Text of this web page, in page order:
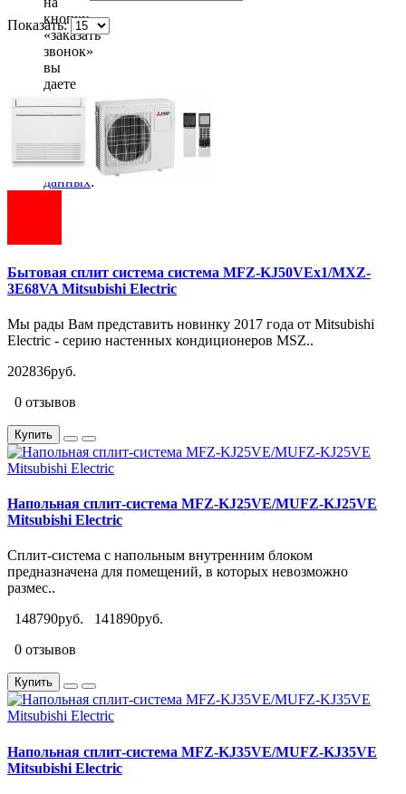
кнопку
«заказать
звонок»
вы
даете
согласие
на
обработку
ваших
персональных
данных.
Показать:
Бытовая сплит система система MFZ-KJ50VEx1/MXZ-
3E68VA Mitsubishi Electric
Мы рады Вам представить новинку 2017 года от Mitsubishi
Electric - серию настенных кондиционеров MSZ..
202836руб.
0 отзывов
Купить
Напольная сплит-система MFZ-KJ25VE/MUFZ-KJ25VE
Mitsubishi Electric
Сплит-система с напольным внутренним блоком
предназначена для помещений, в которых невозможно
размес..
148790руб.
141890руб.
0 отзывов
Купить
Напольная сплит-система MFZ-KJ35VE/MUFZ-KJ35VE
Mitsubishi Electric